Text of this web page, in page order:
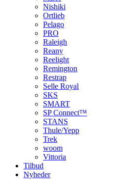
Nishiki
Ortlieb
Pelago
PRO
Raleigh
Reany
Reelight
Remington
Restrap
Selle Royal
SKS
SMART
SP Connect™
STANS
Thule/Yepp
Trek
woom
Vittoria
Tilbud
Nyheder